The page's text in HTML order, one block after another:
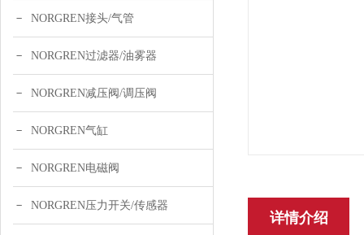
NORGREN接头/气管
NORGREN过滤器/油雾器
NORGREN减压阀/调压阀
NORGREN气缸
NORGREN电磁阀
NORGREN压力开关/传感器
详情介绍